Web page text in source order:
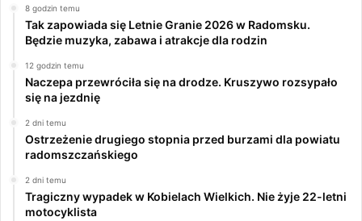
8 godzin temu
Tak zapowiada się Letnie Granie 2026 w Radomsku.
Będzie muzyka, zabawa i atrakcje dla rodzin
12 godzin temu
Naczepa przewróciła się na drodze. Kruszywo rozsypało
się na jezdnię
2 dni temu
Ostrzeżenie drugiego stopnia przed burzami dla powiatu
radomszczańskiego
2 dni temu
Tragiczny wypadek w Kobielach Wielkich. Nie żyje 22-letni
motocyklista